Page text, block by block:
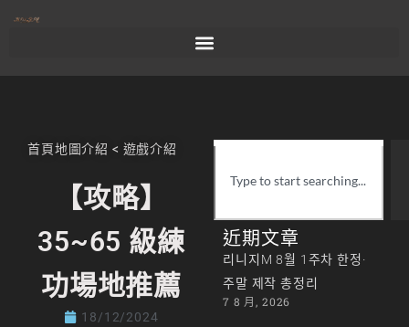
首頁地圖介紹 < 遊戲介紹
【攻略】
35~65 級練
功場地推薦
18/12/2024
近期文章
리니지M 8월 1주차 한정·
주말 제작 총정리
7 8 月, 2026